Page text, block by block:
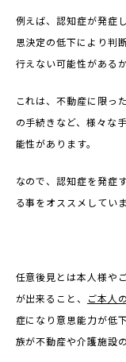
例えば、認知症が発症
思決定の低下により判
行えない可能性があるか
これは、不動産に限っ
の手続きなど、様々な
能性があります。
なので、認知症を発症
る事をオススメしていま
任意後見とは本人様や
が出来ること、
ご本人
症になり意思能力が低
族が不動産や介護施設